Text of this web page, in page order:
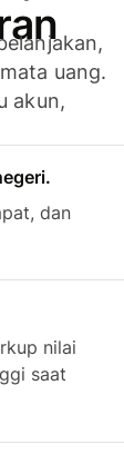
uang.
akun,
dan
nilai
saat